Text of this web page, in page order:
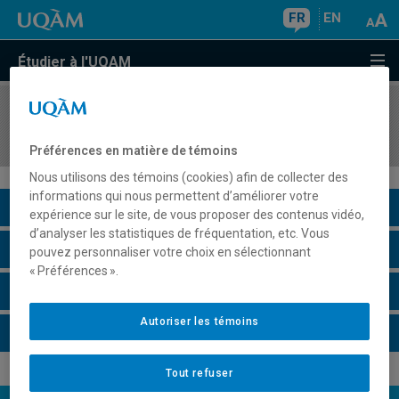
FR EN
Étudier à l'UQAM
COURS//
Description du cours
Horaire - Été 2026
Préférences en matière de témoins
Nous utilisons des témoins (cookies) afin de collecter des
informations qui nous permettent d’améliorer votre
expérience sur le site, de vous proposer des contenus vidéo,
d’analyser les statistiques de fréquentation, etc. Vous
pouvez personnaliser votre choix en sélectionnant
« Préférences ».
Tout refuser
Autoriser les témoins